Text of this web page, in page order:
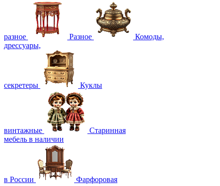
разное Разное
Комоды,
дрессуары,
секретеры Куклы
винтажные
Старинная
мебель в наличии
в России
Фарфоровая